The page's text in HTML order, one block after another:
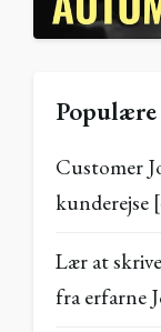
Customer
kunderejse
Lær at
fra erfarne